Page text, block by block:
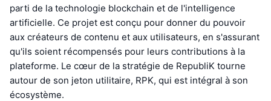
parti de la technologie blockchain et de l'intelligence
artificielle. Ce projet est conçu pour donner du pouvoir
aux créateurs de contenu et aux utilisateurs, en s'assurant
qu'ils soient récompensés pour leurs contributions à la
plateforme. Le cœur de la stratégie de RepubliK tourne
autour de son jeton utilitaire, RPK, qui est intégral à son
écosystème.